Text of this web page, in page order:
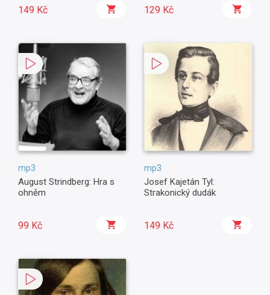
149 Kč 129 Kč
mp3
August Strindberg: Hra s
ohněm
99 Kč
mp3
Josef Kajetán Tyl:
Strakonický dudák
149 Kč